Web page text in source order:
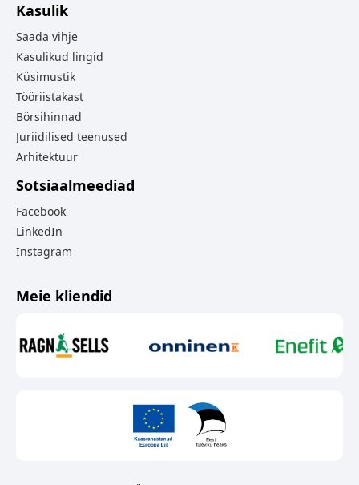
Kasulik
Saada vihje
Kasulikud lingid
Küsimustik
Tööriistakast
Börsihinnad
Juriidilised teenused
Arhitektuur
Sotsiaalmeediad
Facebook
LinkedIn
Instagram
Meie kliendid